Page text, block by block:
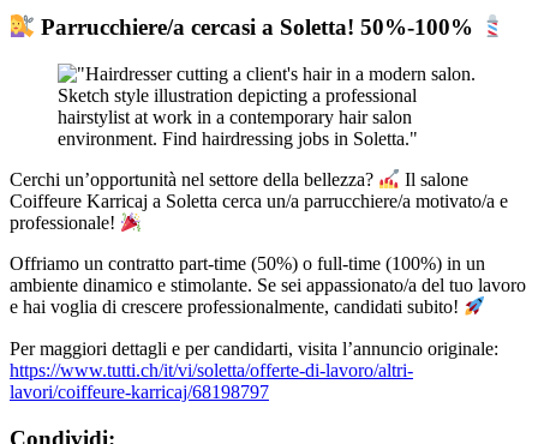
Parrucchiere/a cercasi a Soletta! 50%-100%
Cerchi un’opportunità nel settore della bellezza?
Il salone
Coiffeure Karricaj a Soletta cerca un/a parrucchiere/a motivato/a e
professionale!
Offriamo un contratto part-time (50%) o full-time (100%) in un
ambiente dinamico e stimolante. Se sei appassionato/a del tuo lavoro
e hai voglia di crescere professionalmente, candidati subito!
Per maggiori dettagli e per candidarti, visita l’annuncio originale:
https://www.tutti.ch/it/vi/soletta/offerte-di-lavoro/altri-
lavori/coiffeure-karricaj/68198797
Condividi: